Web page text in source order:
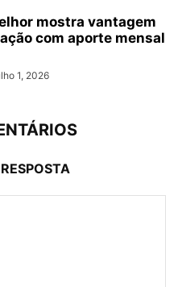
mostra vantagem
com aporte mensal
1, 2026